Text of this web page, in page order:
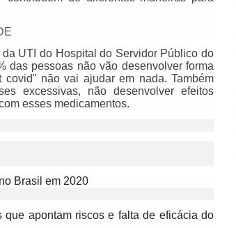
UTI do Hospital do Servidor Público do
das pessoas não vão desenvolver forma
não vai ajudar em nada. Também
excessivas, não desenvolver efeitos
esses medicamentos.
Brasil em 2020
apontam riscos e falta de eficácia do